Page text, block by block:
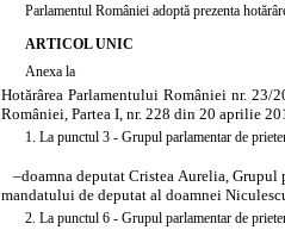
Parlamentul României adoptă prezenta
ARTICOL UNIC
Anexa la
Hotărârea Parlamentului României nr.
României, Partea I, nr. 228 din 20 aprilie
1. La punctul 3 - Grupul parlamentar de
–doamna deputat Cristea Aurelia, Grupul
mandatului de deputat al doamnei
2. La punctul 6 - Grupul parlamentar de